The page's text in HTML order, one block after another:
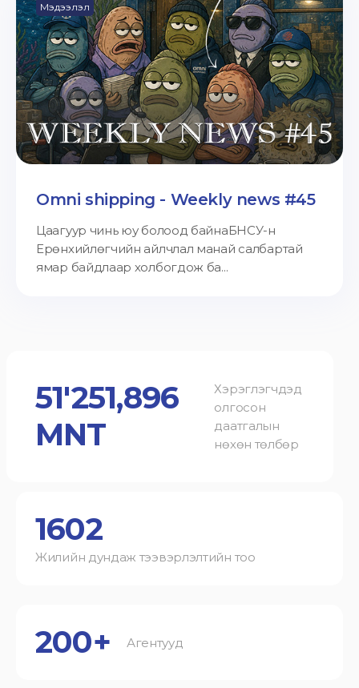
Мэдээлэл
Omni shipping - Weekly news #45
Цаагуур чинь юу болоод байнаБНСУ-н
Ерөнхийлөгчийн айлчлал манай салбартай
ямар байдлаар холбогдож ба...
51'251,896
MNT
Хэрэглэгчдэд
олгосон
даатгалын
нөхөн төлбөр
1602
Жилийн дундаж тээвэрлэлтийн тоо
200+ Агентууд